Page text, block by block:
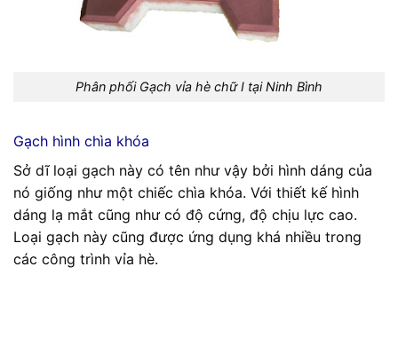
Phân phối Gạch vỉa hè chữ I tại Ninh Bình
Gạch hình chìa khóa
Sở dĩ loại gạch này có tên như vậy bởi hình dáng của
nó giống như một chiếc chìa khóa. Với thiết kế hình
dáng lạ mắt cũng như có độ cứng, độ chịu lực cao.
Loại gạch này cũng được ứng dụng khá nhiều trong
các công trình vỉa hè.